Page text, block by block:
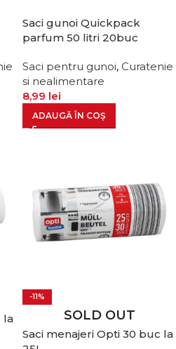
Saci gunoi Quickpack
parfum 50 litri 20buc
Saci pentru gunoi, Curatenie
si nealimentare
8,99 lei
ADAUGĂ ÎN COȘ
la
-11%
SOLD OUT
Saci menajeri Opti 30 buc la